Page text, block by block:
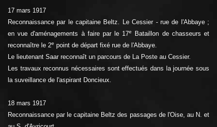
17 mars 1917
Reconnaissance par le capitaine Beltz. Le Cessier - rue de l'Abbaye ;
en vue d'aménagements à faire par le 17e
Bataillon de chasseurs et
reconnaître le 2e point de départ fixé rue de l'Abbaye.
Le lieutenant Saar reconnaît un parcours de La Poste au Cessier.
Les travaux reconnus nécessaires sont effectués dans la journée sous
la suveillance de l'aspirant Doncieux.
18 mars 1917
Reconnaissance par le capitaine Beltz des passages de l'Oise, au N. et